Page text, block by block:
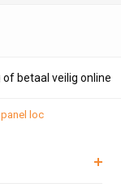
of betaal veilig online
panel loc